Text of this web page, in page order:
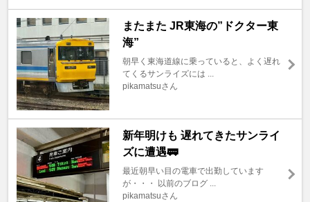
またまた JR東海の”ドクター東
海”
朝早く東海道線に乗っていると、よく遅れ
てくるサンライズには ...
pikamatsuさん
新年明けも 遅れてきたサンライ
ズに遭遇🚃
最近朝早い目の電車で出勤しています
が・・・ 以前のブログ ...
pikamatsuさん